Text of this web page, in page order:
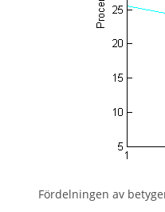
Fördelningen av